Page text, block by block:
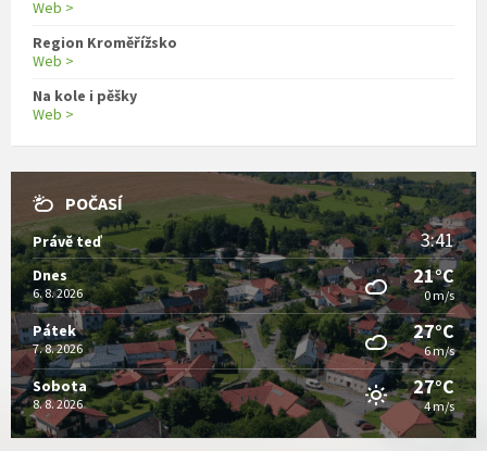
Web >
Region Kroměřížsko
Web >
Na kole i pěšky
Web >
POČASÍ
Právě teď 3:41
Dnes
6. 8. 2026
21°C
0 m/s
Pátek
7. 8. 2026
27°C
6 m/s
Sobota
8. 8. 2026
27°C
4 m/s